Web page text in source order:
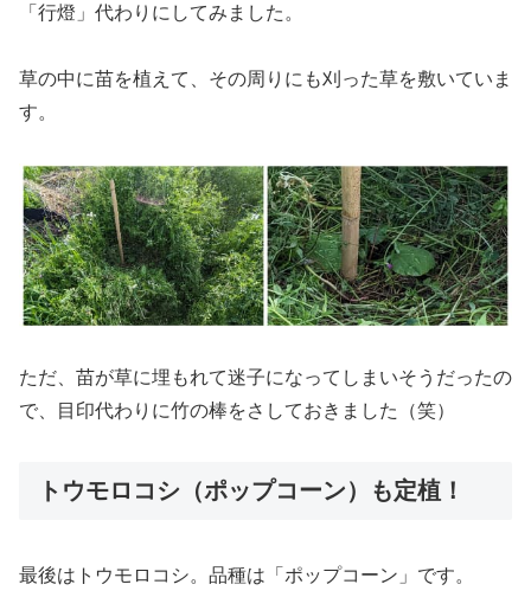
「行燈」代わりにしてみました。
草の中に苗を植えて、その周りにも刈った草を敷いていま
す。
ただ、苗が草に埋もれて迷子になってしまいそうだったの
で、目印代わりに竹の棒をさしておきました（笑）
トウモロコシ（ポップコーン）も定植！
最後はトウモロコシ。品種は「ポップコーン」です。